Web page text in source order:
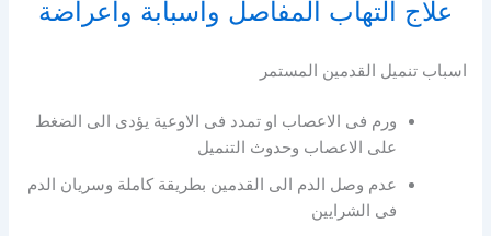
علاج التهاب المفاصل واسبابة واعراضة
اسباب تنميل القدمين المستمر
ورم فى الاعصاب او تمدد فى الاوعية يؤدى الى الضغط
على الاعصاب وحدوث التنميل
عدم وصل الدم الى القدمين بطريقة كاملة وسريان الدم
فى الشرايين